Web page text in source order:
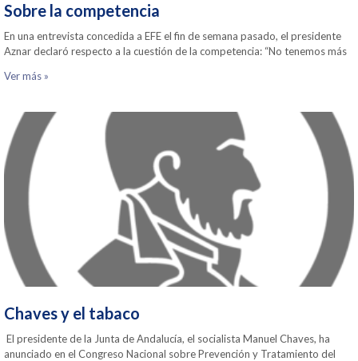
Sobre la competencia
En una entrevista concedida a EFE el fin de semana pasado, el presidente
Aznar declaró respecto a la cuestión de la competencia: “No tenemos más
Ver más »
Chaves y el tabaco
El presidente de la Junta de Andalucía, el socialista Manuel Chaves, ha
anunciado en el Congreso Nacional sobre Prevención y Tratamiento del